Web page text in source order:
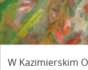
W Kazimierskim